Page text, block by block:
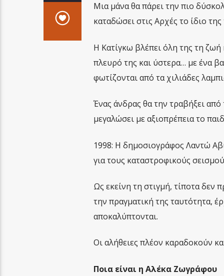
Μια μάνα θα πάρει την πιο
καταδώσει στις Αρχές το ίδιο της
Η Κατίγκω βλέπει όλη της τη
πλευρό της και ύστερα… με ένα
φωτίζονται από τα χιλιάδες
Ένας άνδρας θα την τραβήξει
μεγαλώσει με αξιοπρέπεια το
1998: Η δημοσιογράφος Λαντώ
για τους καταστροφικούς
Ως εκείνη τη στιγμή, τίποτα
την πραγματική της ταυτότητα,
αποκαλύπτονται.
Οι αλήθειες πλέον καραδοκούν
Ποια είναι η Αλέκα Ζωγράφου